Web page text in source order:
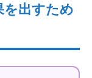
を出すため